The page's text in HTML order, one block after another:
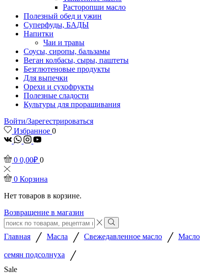
Расторопши масло
Полезный обед и ужин
Суперфуды, БАДЫ
Напитки
Чаи и травы
Соусы, сиропы, бальзамы
Веган колбасы, сыры, паштеты
Безглютеновые продукты
Для выпечки
Орехи и сухофрукты
Полезные сладости
Культуры для проращивания
Войти/Зарегестрироваться
Избранное 0
vk Whatsapp
Instagram
Youtube
0 0,00₽ 0
0 Корзина
Нет товаров в корзине.
Возвращение в магазин
Search
input
Search
Главная / Масла / Свежедавленное масло / Масло
семян подсолнуха /
Sale